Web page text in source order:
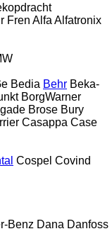
Fren Alfa Alfatronix
Bedia Behr Beka-
BorgWarner
Brose Bury
Casappa Case
Cospel Covind
Benz Dana Danfoss